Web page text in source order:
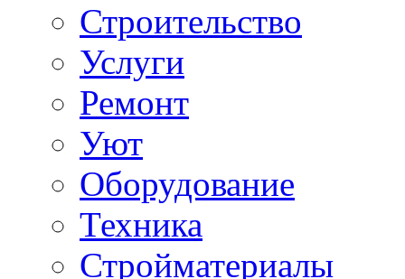
Строительство
Услуги
Ремонт
Уют
Оборудование
Техника
Стройматериалы